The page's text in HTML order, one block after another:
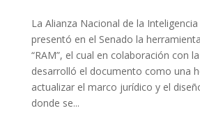
La Alianza Nacional de la
presentó en el Senado la
“RAM”, el cual en colaboración con la
desarrolló el documento como una
actualizar el marco jurídico y el
donde se...